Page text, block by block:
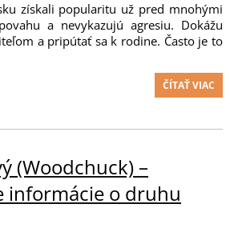
získali popularitu už pred mnohými
a nevykazujú agresiu. Dokážu
a pripútať sa k rodine. Často je to
ČÍTAŤ VIAC
(Woodchuck) –
informácie o druhu